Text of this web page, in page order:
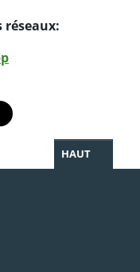
réseaux:
Linkedin
profil Facebook
le profil Twitter
par WhatsApp
HAUT